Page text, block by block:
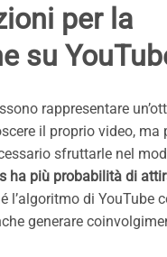
per la
su
rappresentare
il proprio video, ma
sfruttarle nel
ha più probabilità di
l’algoritmo di YouTube
generare